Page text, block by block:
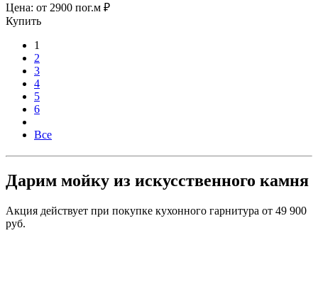
Цена: от 2900 пог.м ₽
Купить
1
2
3
4
5
6
Все
Дарим мойку из искусственного камня
Акция действует при покупке кухонного гарнитура от 49 900
руб.